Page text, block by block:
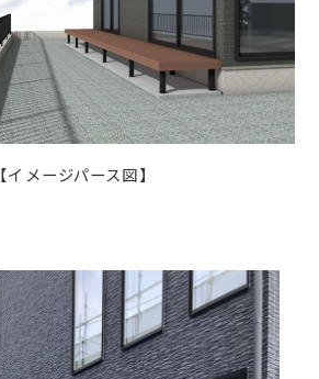
【イメージパース図】